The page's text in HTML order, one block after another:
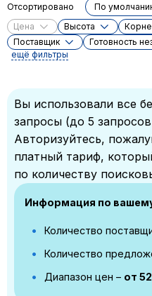
Цена Высота
Поставщик
Готовность
ещё фильтры
Отсортировано По
Вы использовали все
запросы (до 5
Авторизуйтесь,
платный тариф,
по количеству
Информация по
Количество
Количество
Диапазон цен – от